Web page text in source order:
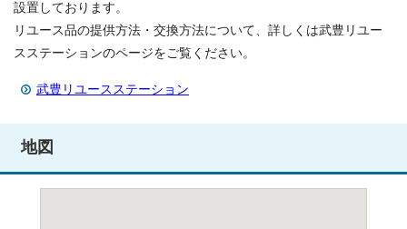
設置しております。
リユース品の提供方法・交換方法について、詳しくは武豊リユー
スステーションのページをご覧ください。
武豊リユースステーション
地図